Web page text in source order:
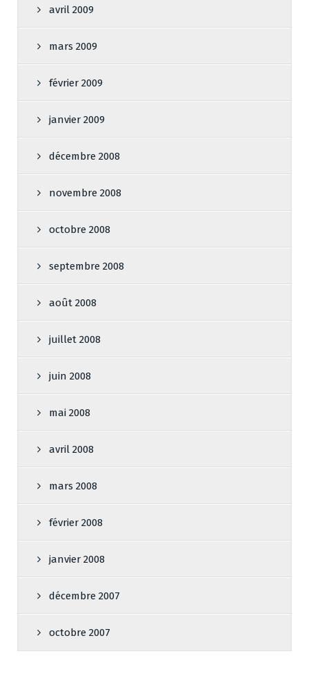
avril 2009
mars 2009
février 2009
janvier 2009
décembre 2008
novembre 2008
octobre 2008
septembre 2008
août 2008
juillet 2008
juin 2008
mai 2008
avril 2008
mars 2008
février 2008
janvier 2008
décembre 2007
octobre 2007